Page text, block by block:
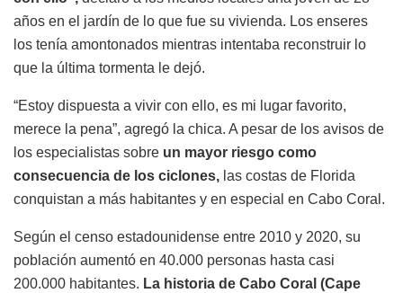
años en el jardín de lo que fue su vivienda. Los enseres
los tenía amontonados mientras intentaba reconstruir lo
que la última tormenta le dejó.
“Estoy dispuesta a vivir con ello, es mi lugar favorito,
merece la pena”, agregó la chica. A pesar de los avisos de
los especialistas sobre un mayor riesgo como
consecuencia de los ciclones, las costas de Florida
conquistan a más habitantes y en especial en Cabo Coral.
Según el censo estadounidense entre 2010 y 2020, su
población aumentó en 40.000 personas hasta casi
200.000 habitantes. La historia de Cabo Coral (Cape